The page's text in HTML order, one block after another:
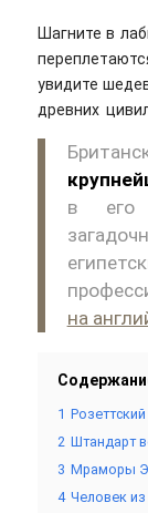
Шагните в
увидите
древних
в его
на
1
2 Штандарт
3 Мраморы
4 Человек